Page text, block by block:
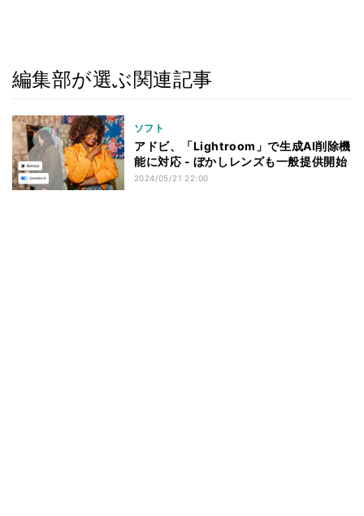
編集部が選ぶ関連記事
ソフト
アドビ、「Lightroom」で生成AI削除機
能に対応 - ぼかしレンズも一般提供開始
2024/05/21 22:00